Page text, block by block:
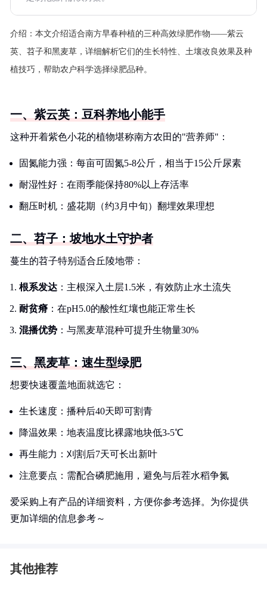
介绍： 本文介绍适合南方早春种植的三种高效绿肥作物——紫云
英、苕子和黑麦草，详细解析它们的生长特性、土壤改良效果及种
植技巧，帮助农户科学选择绿肥品种。
一、紫云英：豆科养地小能手
这种开着紫色小花的植物堪称南方农田的"营养师"：
固氮能力强：每亩可固氮5-8公斤，相当于15公斤尿素
耐湿性好：在雨季能保持80%以上存活率
翻压时机：盛花期（约3月中旬）翻埋效果理想
二、苕子：坡地水土守护者
蔓生的苕子特别适合丘陵地带：
根系发达 ：主根深入土层1.5米，有效防止水土流失
耐贫瘠 ：在pH5.0的酸性红壤也能正常生长
混播优势 ：与黑麦草混种可提升生物量30%
三、黑麦草：速生型绿肥
想要快速覆盖地面就选它：
生长速度：播种后40天即可割青
降温效果：地表温度比裸露地块低3-5℃
再生能力：刈割后7天可长出新叶
注意要点：需配合磷肥施用，避免与后茬水稻争氮
爱采购上有产品的详细资料，方便你参考选择。为你提供
更加详细的信息参考～
其他推荐